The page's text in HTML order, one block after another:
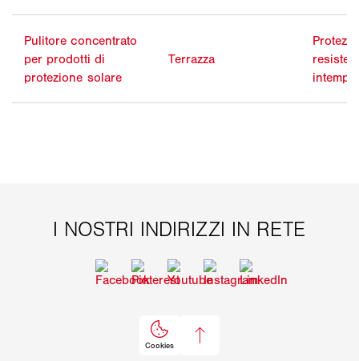
Pulitore concentrato
per prodotti di
protezione solare
Terrazza